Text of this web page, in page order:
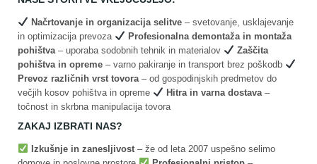
Načrtovanje in organizacija selitve– svetovanje, usklajevanje
in optimizacija prevoza
Profesionalna demontaža in montaža
pohištva– uporaba sodobnih tehnik in materialov
Zaščita
pohištva in opreme – varno pakiranje in transport brez poškodb
Prevoz različnih vrst tovora– od gospodinjskih predmetov do
večjih kosov pohištva in opreme
Hitra in varna dostava–
točnost in skrbna manipulacija tovora
ZAKAJ IZBRATI NAS?
Izkušnje in zanesljivost– že od leta 2007 uspešno selimo